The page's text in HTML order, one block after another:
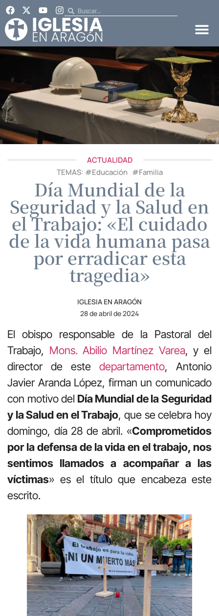
ACTUALIDAD
TEMAS: #Educación #Familia
Día Mundial de la
Seguridad y la Salud en
el Trabajo: «El cuidado
de la vida humana pasa
por erradicar esta
tragedia»
IGLESIA EN ARAGÓN
28 de abril de 2024
El obispo responsable de la Pastoral del
Trabajo, Mons. Abilio Martínez Varea, y el
director de este departamento, Antonio
Javier Aranda López, firman un comunicado
con motivo del Día Mundial de la Seguridad
y la Salud en el Trabajo, que se celebra hoy
domingo, día 28 de abril. «Comprometidos
por la defensa de la vida en el trabajo, nos
sentimos llamados a acompañar a las
víctimas» es el título que encabeza este
escrito.